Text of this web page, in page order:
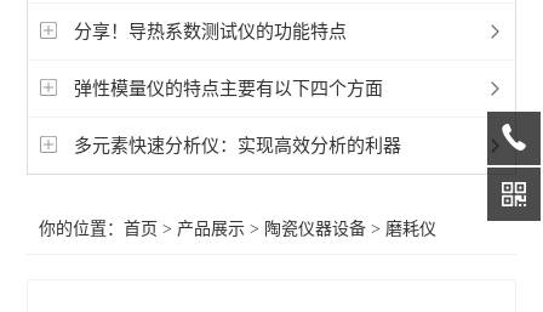
陶瓷砖成品检测仪
陶瓷硅酸盐制品检测仪
卫生陶瓷检测仪器
分享！导热系数测试仪的功能特点
弹性模量仪的特点主要有以下四个方面
多元素快速分析仪：实现高效分析的利器
你的位置：首页 > 产品展示 > 陶瓷仪器设备 > 磨耗仪